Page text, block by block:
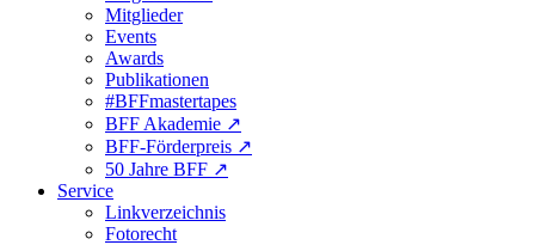
Mitglieder
Events
Awards
Publikationen
#BFFmastertapes
BFF Akademie ↗︎
BFF-Förderpreis ↗︎
50 Jahre BFF ↗︎
Service
Linkverzeichnis
Fotorecht